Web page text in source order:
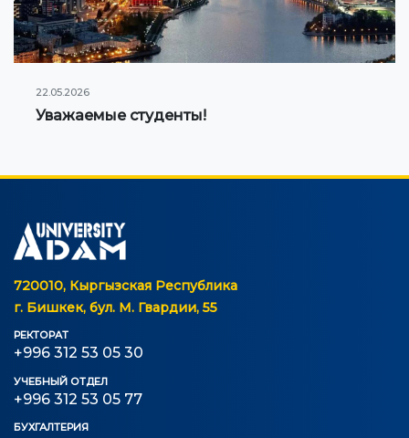
22.05.2026
Уважаемые студенты!
720010, Кыргызская Республика
г. Бишкек, бул. М. Гвардии, 55
РЕКТОРАТ
+996 312 53 05 30
УЧЕБНЫЙ ОТДЕЛ
+996 312 53 05 77
БУХГАЛТЕРИЯ